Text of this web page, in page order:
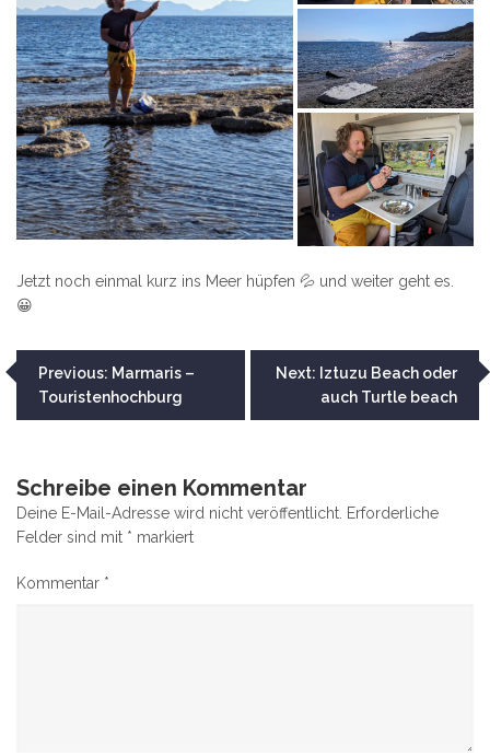
Jetzt noch einmal kurz ins Meer hüpfen 💦 und weiter geht es.
😀
Beitragsnavigation
Previous: Marmaris –
Touristenhochburg
Next: Iztuzu Beach oder
auch Turtle beach
Schreibe einen Kommentar
Deine E-Mail-Adresse wird nicht veröffentlicht. Erforderliche
Felder sind mit * markiert
Kommentar *